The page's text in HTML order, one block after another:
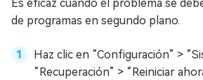
Es eficaz cuando el problema se
de programas en segundo plano.
Haz clic en “Configuración” >
“Recuperación” > “Reiniciar